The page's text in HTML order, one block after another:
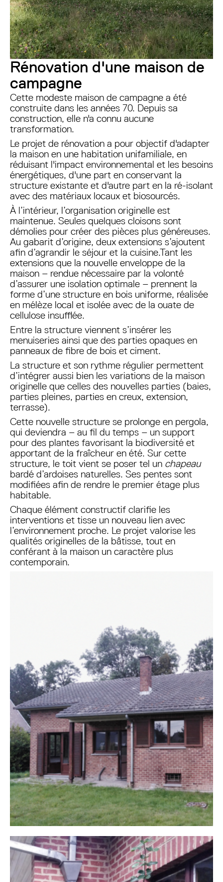
Rénovation d'une maison de
campagne
Cette modeste maison de campagne a été
construite dans les années 70. Depuis sa
construction, elle n'a connu aucune
transformation.
Le projet de rénovation a pour objectif d'adapter
la maison en une habitation unifamiliale, en
réduisant l'impact environnemental et les besoins
énergétiques, d'une part en conservant la
structure existante et d'autre part en la ré-isolant
avec des matériaux locaux et biosourcés.
À l’intérieur, l’organisation originelle est
maintenue. Seules quelques cloisons sont
démolies pour créer des pièces plus généreuses.
Au gabarit d’origine, deux extensions s’ajoutent
afin d’agrandir le séjour et la cuisine.Tant les
extensions que la nouvelle enveloppe de la
maison – rendue nécessaire par la volonté
d’assurer une isolation optimale – prennent la
forme d’une structure en bois uniforme, réalisée
en mélèze local et isolée avec de la ouate de
cellulose insufflée.
Entre la structure viennent s’insérer les
menuiseries ainsi que des parties opaques en
panneaux de fibre de bois et ciment.
La structure et son rythme régulier permettent
d’intégrer aussi bien les variations de la maison
originelle que celles des nouvelles parties (baies,
parties pleines, parties en creux, extension,
terrasse).
Cette nouvelle structure se prolonge en pergola,
qui deviendra – au fil du temps – un support
pour des plantes favorisant la biodiversité et
apportant de la fraîcheur en été. Sur cette
structure, le toit vient se poser tel un chapeau
bardé d’ardoises naturelles. Ses pentes sont
modifiées afin de rendre le premier étage plus
habitable.
Chaque élément constructif clarifie les
interventions et tisse un nouveau lien avec
l’environnement proche. Le projet valorise les
qualités originelles de la bâtisse, tout en
conférant à la maison un caractère plus
contemporain.